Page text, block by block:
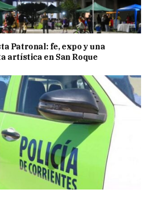
Patronal: fe, expo y una
artística en San Roque